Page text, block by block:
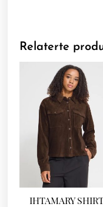
Relaterte
IHTAMARY